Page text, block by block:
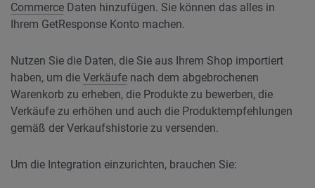
Commerce Daten hinzufügen. Sie können das alles in
Ihrem GetResponse Konto machen.
Nutzen Sie die Daten, die Sie aus Ihrem Shop importiert
haben, um die Verkäufe nach dem abgebrochenen
Warenkorb zu erheben, die Produkte zu bewerben, die
Verkäufe zu erhöhen und auch die Produktempfehlungen
gemäß der Verkaufshistorie zu versenden.
Um die Integration einzurichten, brauchen Sie: